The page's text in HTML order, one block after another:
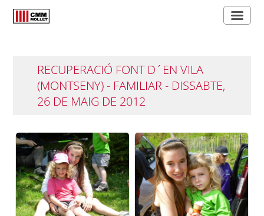
RECUPERACIÓ FONT D´EN VILA
(MONTSENY) - FAMILIAR - DISSABTE,
26 DE MAIG DE 2012